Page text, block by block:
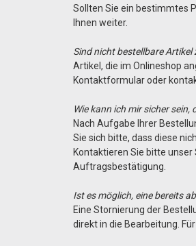
Sollten Sie ein bestimmtes
Ihnen weiter.
Sind nicht bestellbare
Artikel, die im Onlineshop
Kontaktformular oder
Wie kann ich mir sicher sein,
Nach Aufgabe Ihrer
Sie sich bitte, dass diese
Kontaktieren Sie bitte
Auftragsbestätigung.
Ist es möglich, eine bereits
Eine Stornierung der
direkt in die Bearbeitung.